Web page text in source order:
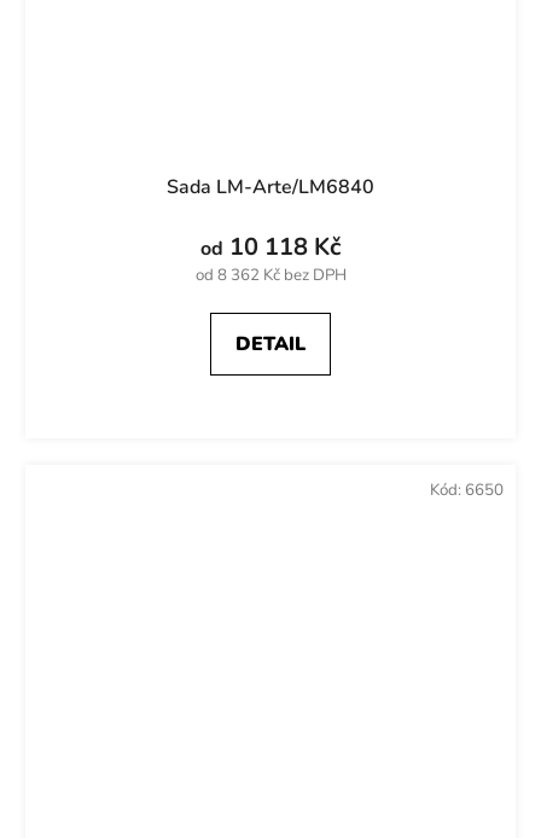
Sada LM-Arte/LM6840
od 8 362 Kč bez DPH
od 10 118 Kč
DETAIL
Kód: 6650